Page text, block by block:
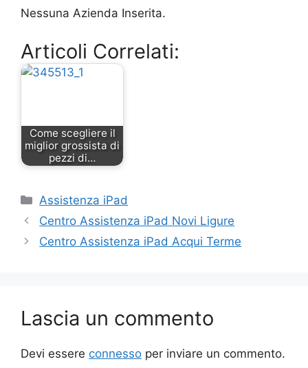
Nessuna Azienda Inserita.
Articoli Correlati:
Come scegliere il
miglior grossista di
pezzi di…
Categorie
Assistenza iPad
Centro Assistenza iPad Novi Ligure
Centro Assistenza iPad Acqui Terme
Lascia un commento
Devi essere connesso per inviare un commento.